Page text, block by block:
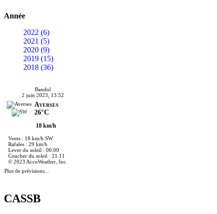
Année
2022 (6)
2021 (5)
2020 (9)
2019 (15)
2018 (36)
Bandol
2 juin 2023, 13:52
Averses
26°C
18 km/h
Vents : 18 km/h SW
Rafales : 29 km/h
Lever du soleil : 06:00
Coucher du soleil : 21:11
© 2023 AccuWeather, Inc.
Plus de prévisions...
CASSB